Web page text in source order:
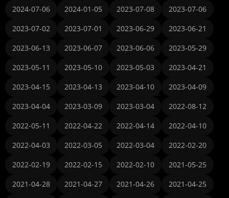
2024-07-06
2024-01-05 2023-07-08
2023-07-06
2023-07-02
2023-07-01 2023-06-29
2023-06-21
2023-06-13
2023-06-07 2023-06-06
2023-05-29
2023-05-11
2023-05-10 2023-05-03
2023-04-21
2023-04-15
2023-04-13 2023-04-10
2023-04-09
2023-04-04
2023-03-09 2023-03-04
2022-08-12
2022-05-11
2022-04-22 2022-04-14
2022-04-10
2022-04-03
2022-03-05 2022-03-04
2022-02-20
2022-02-19
2022-02-15 2022-02-10
2021-05-25
2021-04-28
2021-04-27 2021-04-26
2021-04-25